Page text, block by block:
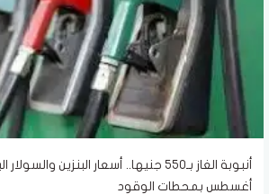
أغسطس بمحطات الوقود